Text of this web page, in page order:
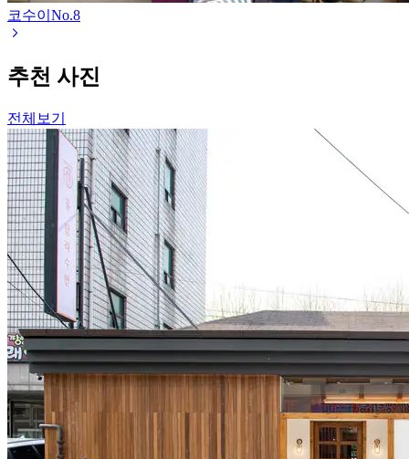
코수이 No.8
추천 사진
전체보기